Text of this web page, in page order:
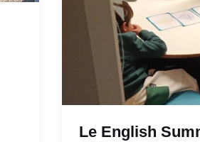
Le English